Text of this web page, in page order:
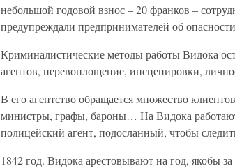
небольшой годовой взнос – 20 франков –
предупреждали предпринимателей об
Криминалистические методы работы Видока
агентов, перевоплощение, инсценировки,
В его агентство обращается множество
министры, графы, бароны… На Видока
полицейский агент, подосланный, чтобы
1842 год. Видока арестовывают на год, якобы